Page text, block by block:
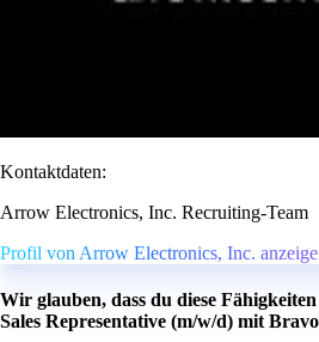
Kontaktdaten:
Arrow Electronics, Inc. Recruiting-Team
Profil von Arrow Electronics, Inc.
Wir glauben, dass du diese
Sales Representative (m/w/d) mit